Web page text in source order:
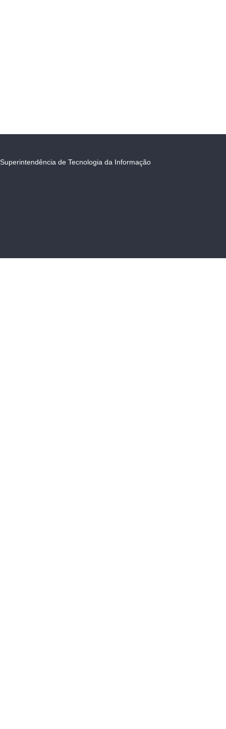
Superintendência de Tecnologia da Informação